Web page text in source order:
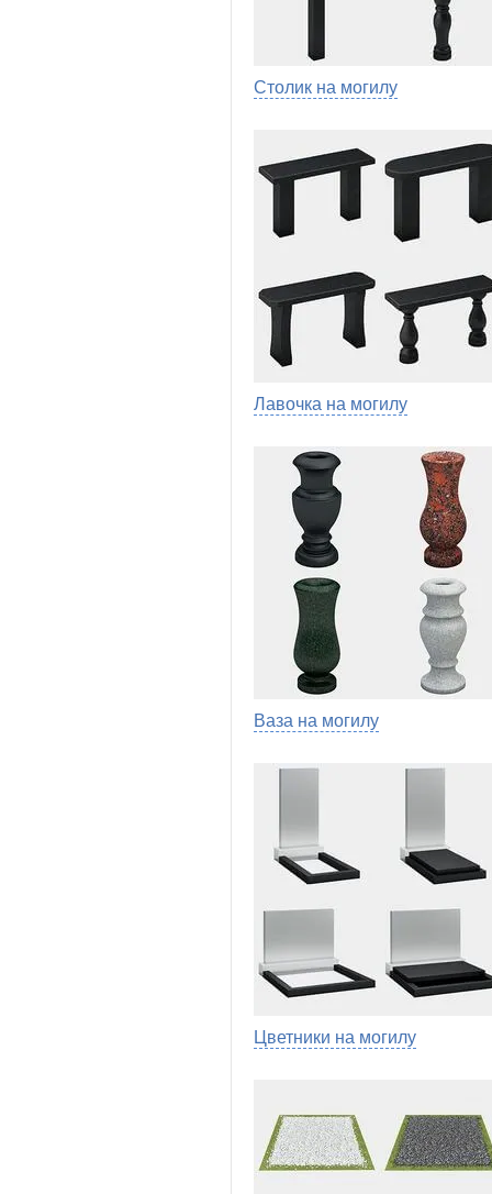
Столик на могилу
Лавочка на могилу
Ваза на могилу
Цветники на могилу